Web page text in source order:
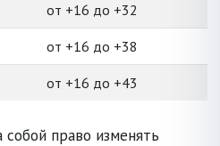
от +16 до +32
от +16 до +38
от +16 до +43
собой право изменять